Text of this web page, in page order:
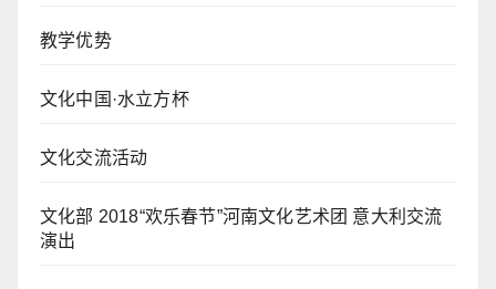
教学优势
文化中国·水立方杯
文化交流活动
文化部 2018“欢乐春节”河南文化艺术团 意大利交流
演出